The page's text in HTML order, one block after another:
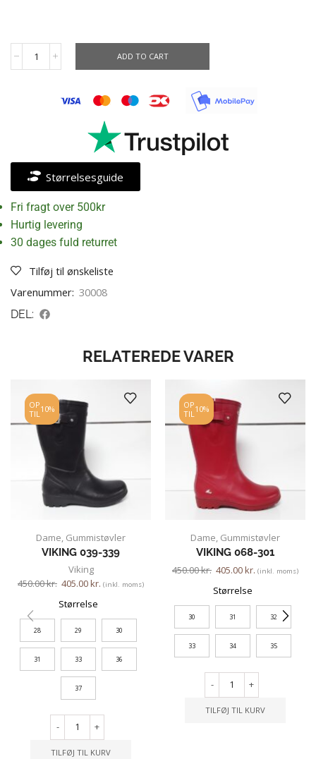
ADD TO CART
Størrelsesguide
Fri fragt over 500kr
Hurtig levering
30 dages fuld returret
Tilføj til ønskeliste
Varenummer: 30008
DEL:
RELATEREDE VARER
OP
TIL 10%
Dame Gummistøvler
VIKING 039-339
Viking
450.00kr. 405.00kr. (inkl. moms)
Størrelse
28 29 30
31 33 36
37
- +
TILFØJ TIL KURV
OP
TIL 10%
Dame Gummistøvler
VIKING 068-301
450.00kr. 405.00kr. (inkl. moms)
Størrelse
30 31 32
33 34 35
- +
TILFØJ TIL KURV